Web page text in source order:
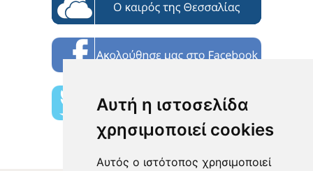
Αυτή η ιστοσελίδα
χρησιμοποιεί cookies
Αυτός ο ιστότοπος χρησιμοποιεί